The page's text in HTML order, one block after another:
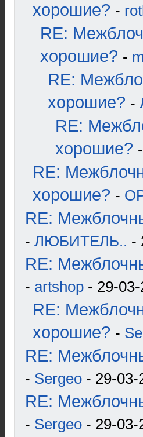
хорошие? -
RE:
хорошие? -
RE:
хорошие? -
RE:
хорошие? -
RE:
хорошие? -
RE:
- ЛЮБИТЕЛЬ.. -
RE:
- artshop - 29-
RE:
хорошие? -
RE:
- Sergeo - 29-03-
RE:
- Sergeo - 29-03-